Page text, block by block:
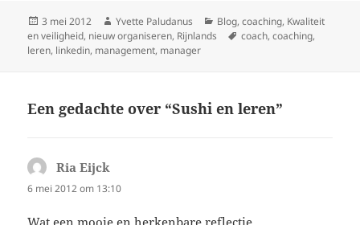
Geplaatst
op
3 mei 2012 Auteur
Yvette Paludanus Categorieën
Blog,coaching, Kwaliteit
en veiligheid, nieuw organiseren, Rijnlands Tags
coach,coaching,
leren, linkedin, management, manager
Een gedachte over “Sushi en leren”
Ria Eijck
6 mei 2012 om 13:10
Wat een mooie en herkenbare reflectie